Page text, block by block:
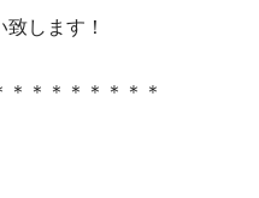
します！
＊＊＊＊＊＊＊＊